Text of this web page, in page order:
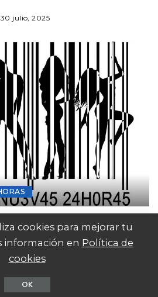
30 julio, 2025
27 septiembre, 2020
Entertainment SL
cookies para mejorar tu
información en Política de
cookies
OK